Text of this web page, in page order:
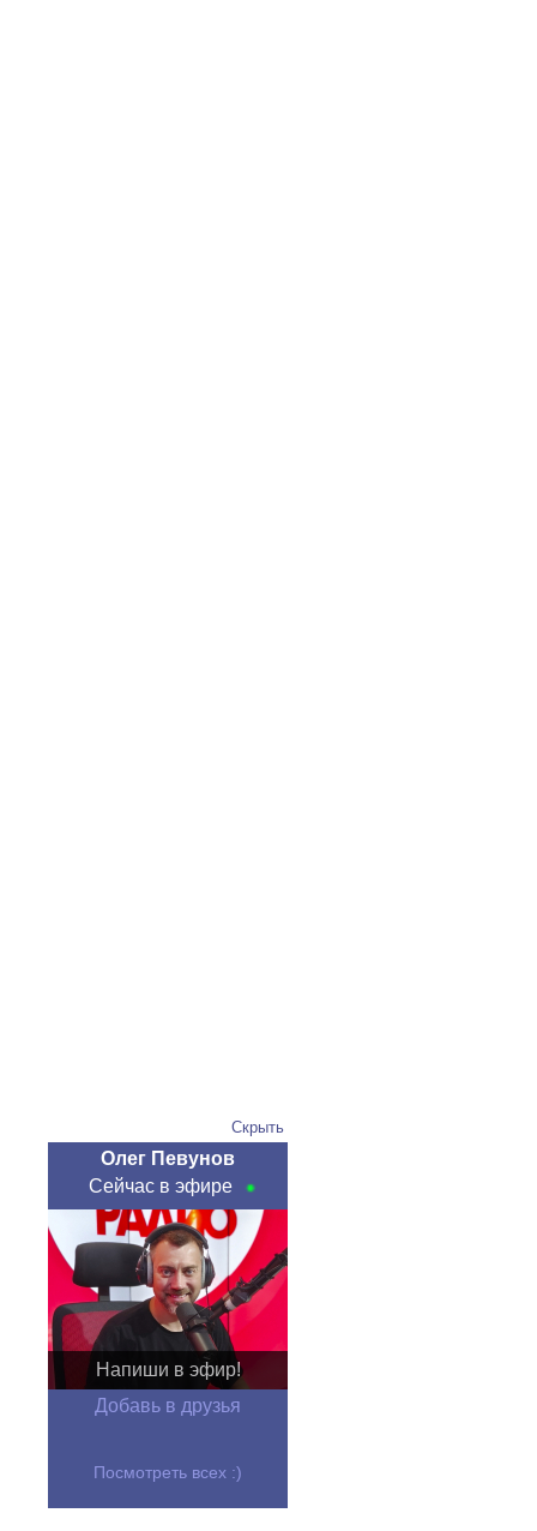
Скрыть
Олег Певунов
Сейчас в эфире
Напиши в эфир!
Добавь в друзья
Посмотреть всех :)